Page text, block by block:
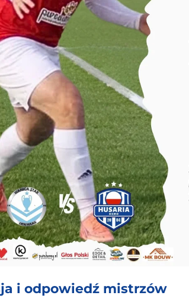
i odpowiedź mistrzów